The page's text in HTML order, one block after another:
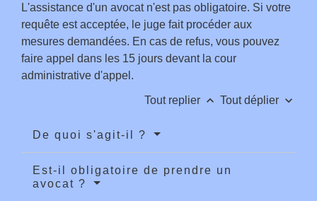
L'assistance d'un avocat n'est pas obligatoire. Si votre
requête est acceptée, le juge fait procéder aux
mesures demandées. En cas de refus, vous pouvez
faire appel dans les 15 jours devant la cour
administrative d'appel.
Tout replier keyboard_arrow_up Tout déplier keyboard_arrow_down
De quoi s'agit-il ?
Est-il obligatoire de prendre un
avocat ?